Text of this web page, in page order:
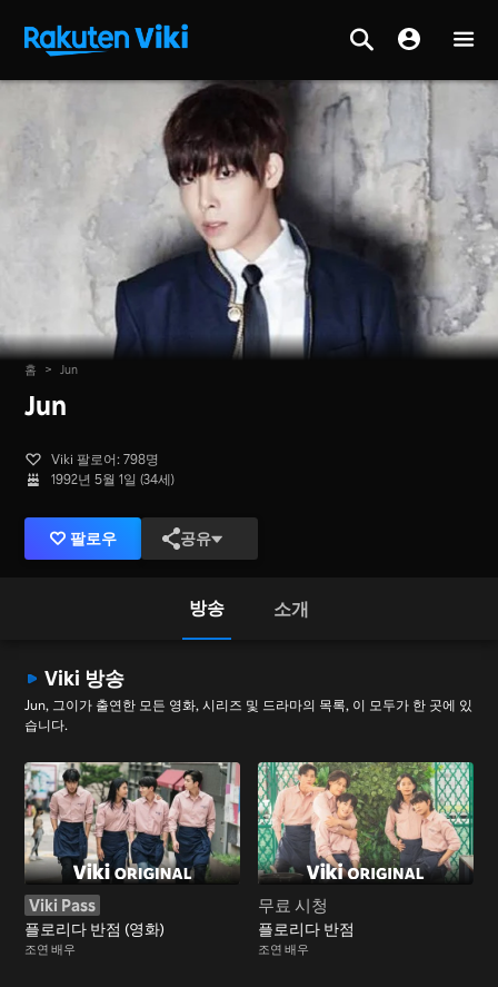
홈 > Jun
Jun
Viki 팔로어: 798명
1992년 5월 1일 (34세)
팔로우 공유
방송 소개
Viki 방송
Jun, 그이가 출연한 모든 영화, 시리즈 및 드라마의 목록, 이 모두가 한 곳에 있
습니다.
Viki Pass
플로리다 반점 (영화)
조연 배우
무료 시청
플로리다 반점
조연 배우